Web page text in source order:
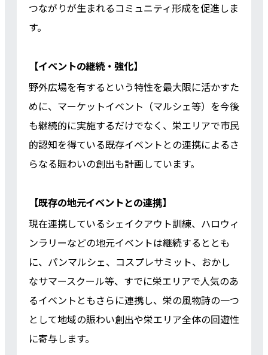
つながりが生まれるコミュニティ形成を促進しま
す。
【イベントの継続・強化】
野外広場を有するという特性を最大限に活かすた
めに、マーケットイベント（マルシェ等）を今後
も継続的に実施するだけでなく、栄エリアで市民
的認知を得ている既存イベントとの連携によるさ
らなる賑わいの創出も計画しています。
【既存の地元イベントとの連携】
現在連携しているシェイクアウト訓練、ハロウィ
ンラリーなどの地元イベントは継続するととも
に、パンマルシェ、コスプレサミット、おかし
なサマースクール等、すでに栄エリアで人気のあ
るイベントともさらに連携し、栄の風物詩の一つ
として地域の賑わい創出や栄エリア全体の回遊性
に寄与します。